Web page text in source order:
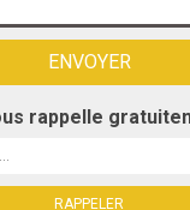
rappelle